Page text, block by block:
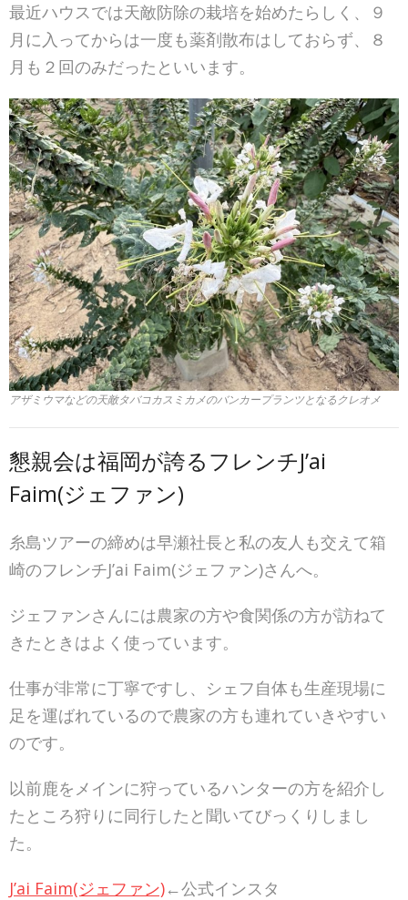
最近ハウスでは天敵防除の栽培を始めたらしく、９
月に入ってからは一度も薬剤散布はしておらず、８
月も２回のみだったといいます。
アザミウマなどの天敵タバコカスミカメのバンカープランツとなるクレオメ
懇親会は福岡が誇るフレンチJ’ai
Faim(ジェファン)
糸島ツアーの締めは早瀬社長と私の友人も交えて箱
崎のフレンチJ’ai Faim(ジェファン)さんへ。
ジェファンさんには農家の方や食関係の方が訪ねて
きたときはよく使っています。
仕事が非常に丁寧ですし、シェフ自体も生産現場に
足を運ばれているので農家の方も連れていきやすい
のです。
以前鹿をメインに狩っているハンターの方を紹介し
たところ狩りに同行したと聞いてびっくりしまし
た。
J’ai Faim(ジェファン)←公式インスタ